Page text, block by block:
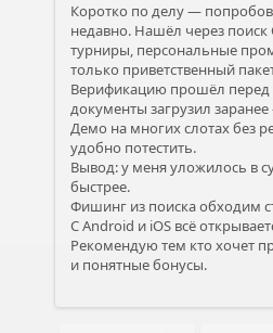
Коротко по делу —
недавно. Нашёл через поиск
турниры, персональные
только приветственный
Верификацию прошёл
документы загрузил
Демо на многих слотах без
удобно потестить.
Вывод: у меня уложилось в
быстрее.
Фишинг из поиска обходим
С Android и iOS всё
Рекомендую тем кто хочет
и понятные бонусы.